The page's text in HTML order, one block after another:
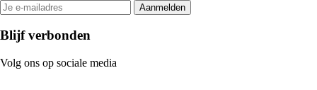
Aanmelden
Blijf verbonden
Volg ons op sociale media